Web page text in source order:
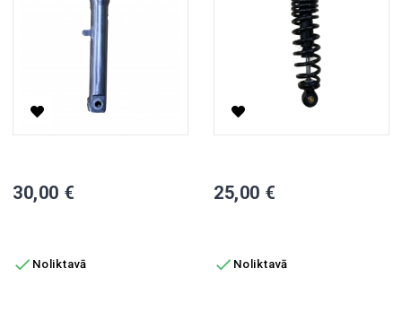
Cena
30,00 €
 Noliktavā
Cena
25,00 €
 Noliktavā